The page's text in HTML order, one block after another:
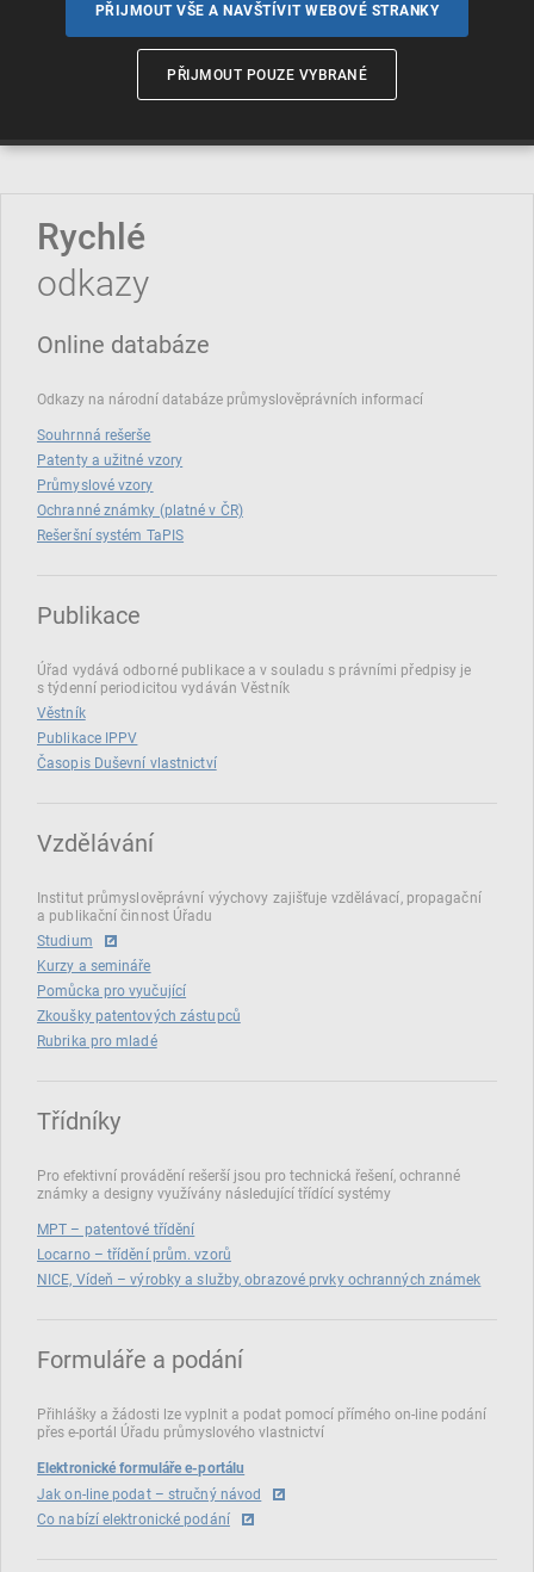
Označení původua zeměpisná
Rychlé
odkazy
Online databáze
Odkazy na národní databáze průmyslověprávních informací
Souhrnná rešerše
Patenty a užitné vzory
Průmyslové vzory
Ochranné známky (platné v ČR)
Rešeršní systém TaPIS
Publikace
Úřad vydává odborné publikace a v souladu s právními předpisy je
s týdenní periodicitou vydáván Věstník
Věstník
Publikace IPPV
Časopis Duševní vlastnictví
Vzdělávání
Institut průmyslověprávní výychovy zajišťuje vzdělávací, propagační
a publikační činnost Úřadu
Studium
Kurzy a semináře
Pomůcka pro vyučující
Zkoušky patentových zástupců
Rubrika pro mladé
Třídníky
Pro efektivní provádění rešerší jsou pro technická řešení, ochranné
známky a designy využívány následující třídící systémy
MPT – patentové třídění
Locarno – třídění prům. vzorů
NICE, Vídeň – výrobky a služby, obrazové prvky ochranných známek
Formuláře a podání
Přihlášky a žádosti lze vyplnit a podat pomocí přímého on‑line podání
přes e‑portál Úřadu průmyslového vlastnictví
Elektronické formuláře e-portálu
Jak on-line podat – stručný návod
Co nabízí elektronické podání
PŘIJMOUT VŠE A NAVŠTÍVIT WEBOVÉ STRANKY
PŘIJMOUT POUZE VYBRANÉ